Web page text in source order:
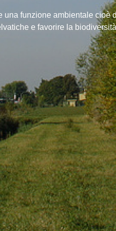
una funzione ambientale cioè
e favorire la